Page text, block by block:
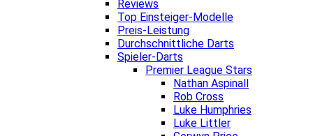
Reviews
Top Einsteiger-Modelle
Preis-Leistung
Durchschnittliche Darts
Spieler-Darts
Premier League Stars
Nathan Aspinall
Rob Cross
Luke Humphries
Luke Littler